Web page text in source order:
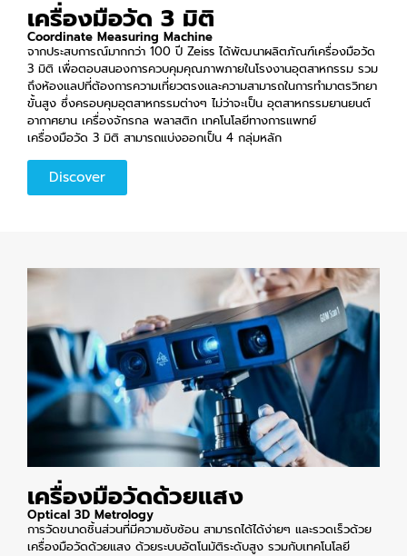
เครื่องมือวัด 3 มิติ
Coordinate Measuring Machine
จากประสบการณ์มากกว่า 100 ปี Zeiss ได้พัฒนาผลิตภัณฑ์เครื่องมือวัด
3 มิติ เพื่อตอบสนองการควบคุมคุณภาพภายในโรงงานอุตสาหกรรม รวม
ถึงห้องแลปที่ต้องการความเที่ยวตรงและความสามารถในการทำมาตรวิทยา
ขั้นสูง ซึ่งครอบคุมอุตสาหกรรมต่างๆ ไม่ว่าจะเป็น อุตสาหกรรมยานยนต์
อากาศยาน เครื่องจักรกล พลาสติก เทคโนโลยีทางการแพทย์
เครื่องมือวัด 3 มิติ สามารถแบ่งออกเป็น 4 กลุ่มหลัก
Discover
เครื่องมือวัดด้วยแสง
Optical 3D Metrology
การวัดขนาดชิ้นส่วนที่มีความซับซ้อน สามารถได้ได้ง่ายๆ และรวดเร็วด้วย
เครื่องมือวัดด้วยแสง ด้วยระบบอัตโนมัติระดับสูง รวมกับเทคโนโลยี